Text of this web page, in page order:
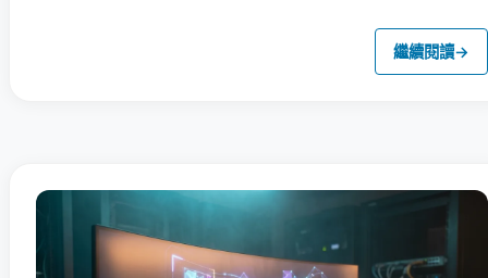
繼續閱讀→